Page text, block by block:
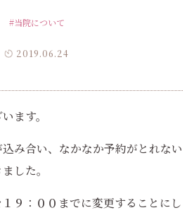
#当院について
2019.06.24
ます。
み合い、なかなか予約がとれない
した。
９：００までに変更することにし